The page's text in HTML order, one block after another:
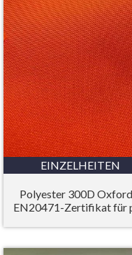
EINZELHEITEN
Polyester 300D
EN20471-Zertifikat für